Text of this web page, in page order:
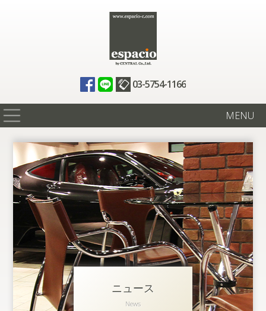
03-5754-1166
MENU
在庫情報
買取査定
全国納車
ニュース
ギャラリー
アクセス ニュース
News